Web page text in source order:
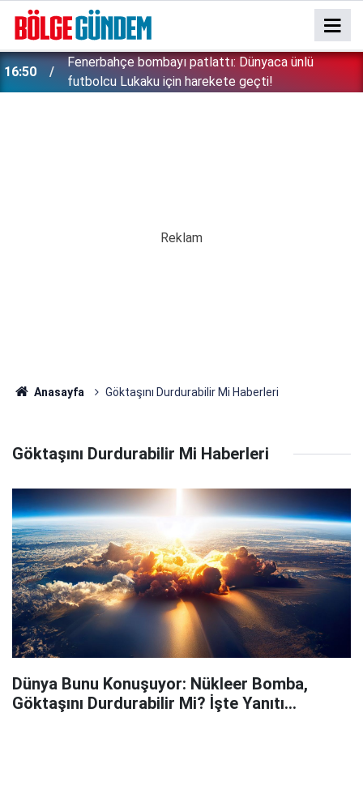
16:50
Fenerbahçe bombayı patlattı: Dünyaca ünlü
futbolcu Lukaku için harekete geçti!
Anasayfa Göktaşını Durdurabilir Mi Haberleri
Göktaşını Durdurabilir Mi Haberleri
Dünya Bunu Konuşuyor: Nükleer Bomba,
Göktaşını Durdurabilir Mi? İşte Yanıtı…